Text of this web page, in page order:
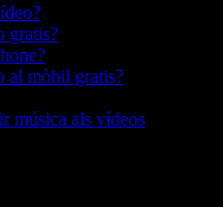
gratis?
al mòbil gratis?
música als vídeos